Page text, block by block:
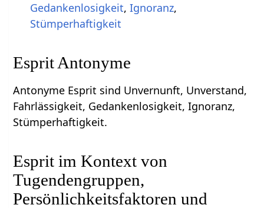
Gedankenlosigkeit, Ignoranz,
Stümperhaftigkeit
Esprit Antonyme
Antonyme Esprit sind Unvernunft, Unverstand,
Fahrlässigkeit, Gedankenlosigkeit, Ignoranz,
Stümperhaftigkeit.
Esprit im Kontext von
Tugendengruppen,
Persönlichkeitsfaktoren und